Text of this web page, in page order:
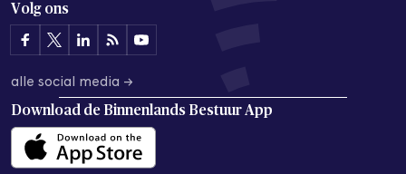
Volg ons
alle social media →
Download de Binnenlands Bestuur App